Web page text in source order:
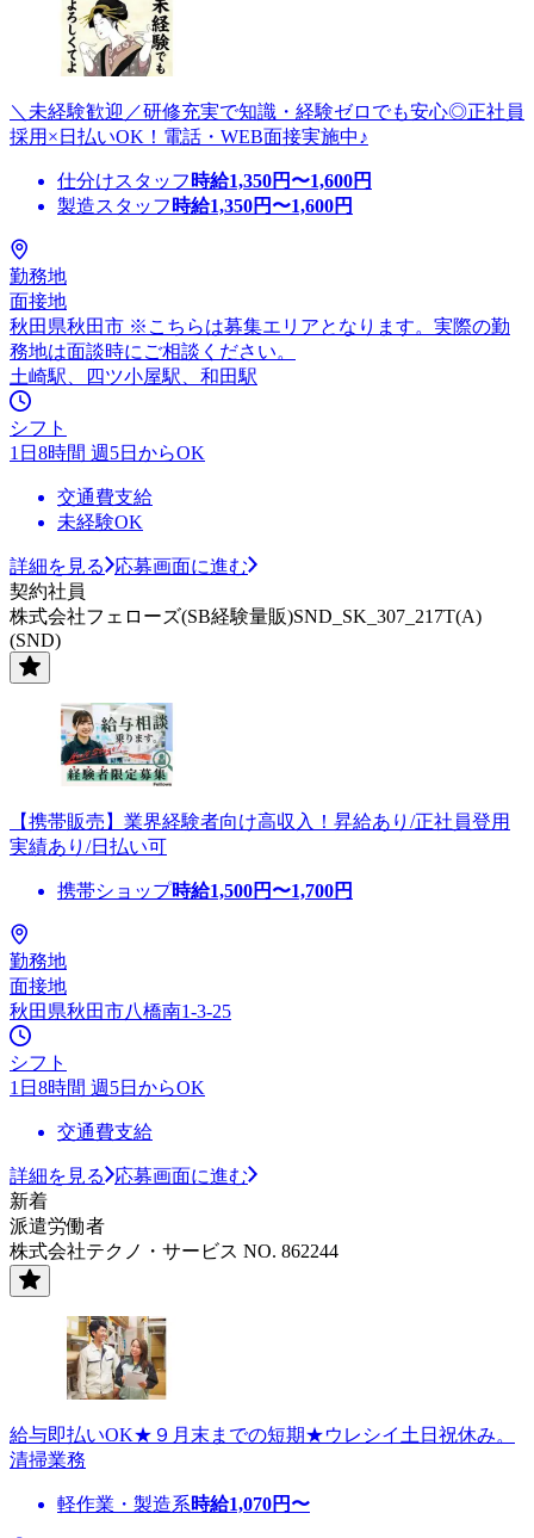
＼未経験歓迎／研修充実で知識・経験ゼロでも安心◎正社員
採用×日払いOK！電話・WEB面接実施中♪
仕分けスタッフ 時給1,350円〜1,600円
製造スタッフ 時給1,350円〜1,600円
勤務地
面接地
秋田県秋田市 ※こちらは募集エリアとなります。実際の勤
務地は面談時にご相談ください。
土崎駅、四ツ小屋駅、和田駅
シフト
1日8時間 週5日からOK
交通費支給
未経験OK
詳細を見る
応募画面に進む
契約社員
株式会社フェローズ(SB経験量販)SND_SK_307_217T(A)
(SND)
【携帯販売】業界経験者向け高収入！昇給あり/正社員登用
実績あり/日払い可
携帯ショップ時給1,500円〜1,700円
勤務地
面接地
秋田県秋田市八橋南1-3-25
シフト
1日8時間 週5日からOK
交通費支給
詳細を見る
応募画面に進む
新着
派遣労働者
株式会社テクノ・サービス NO. 862244
給与即払いOK★９月末までの短期★ウレシイ土日祝休み。
清掃業務
軽作業・製造系時給1,070円〜